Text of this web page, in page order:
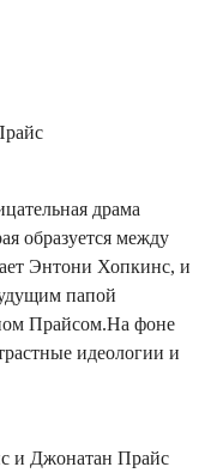
драма
образуется между
Энтони Хопкинс, и
папой
Прайсом.На фоне
идеологии и
и Джонатан Прайс